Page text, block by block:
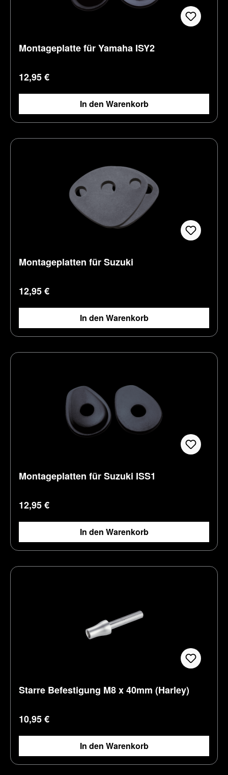
Montageplatte für Yamaha ISY2
Regulärer Preis:
12,95 €
In den Warenkorb
Montageplatten für Suzuki
Regulärer Preis:
12,95 €
In den Warenkorb
Montageplatten für Suzuki ISS1
Regulärer Preis:
12,95 €
In den Warenkorb
Starre Befestigung M8 x 40mm (Harley)
Regulärer Preis:
10,95 €
In den Warenkorb